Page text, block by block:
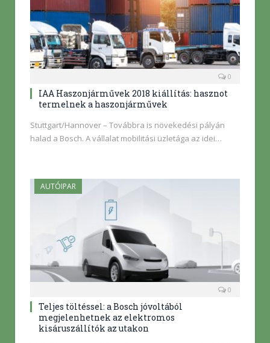
0
IAA Haszonjárművek 2018 kiállítás: hasznot
termelnek a haszonjárművek
Stuttgart/Hannover – Továbbra is növekedési pályán
halad a Bosch. A vállalat mobilitási üzletága az idei…
AUTÓIPAR
0
Teljes töltéssel: a Bosch jóvoltából
megjelenhetnek az elektromos
kisáruszállítók az utakon